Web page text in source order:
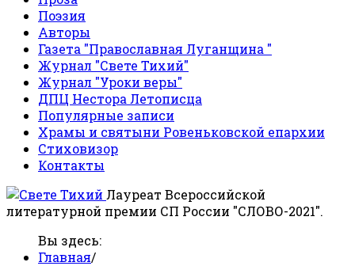
Поэзия
Авторы
Газета "Православная Луганщина "
Журнал "Свете Тихий"
Журнал "Уроки веры"
ДПЦ Нестора Летописца
Популярные записи
Храмы и святыни Ровеньковской епархии
Стиховизор
Контакты
Лауреат Всероссийской
литературной премии СП России "СЛОВО-2021".
Вы здесь:
Главная/